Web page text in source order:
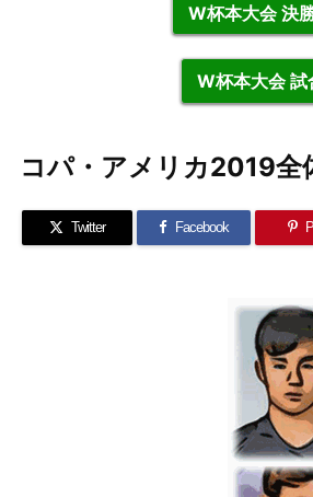
W杯本大会 決
W杯本大会 試
コパ・アメリカ2019全
Twitter Facebook